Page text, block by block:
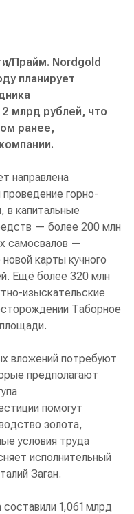
Прайм. Nordgold
планирует
млрд рублей, что
ранее,
направлена
горно-
в капитальные
— более 200 млн
самосвалов —
карты кучного
Ещё более 320 млн
изыскательские
Таборное
вложений потребуют
предполагают
помогут
золота,
условия труда
исполнительный
Заган.
1,061 млрд